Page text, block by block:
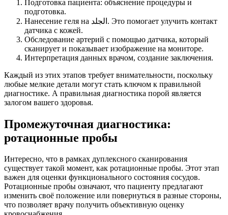
Подготовка пациента: объяснение процедуры и
подготовка.
Нанесение геля на الجلد. Это помогает улучить контакт
датчика с кожей.
Обследование артерий с помощью датчика, который
сканирует и показывает изображение на мониторе.
Интерпретация данных врачом, создание заключения.
Каждый из этих этапов требует внимательности, поскольку
любые мелкие детали могут стать ключом к правильной
диагностике. А правильная диагностика порой является
залогом вашего здоровья.
Промежуточная диагностика:
ротационные пробы
Интересно, что в рамках дуплексного сканирования
существует такой момент, как ротационные пробы. Этот этап
важен для оценки функционального состояния сосудов.
Ротационные пробы означают, что пациенту предлагают
изменить своё положение или повернуться в разные стороны,
что позволяет врачу получить объективную оценку